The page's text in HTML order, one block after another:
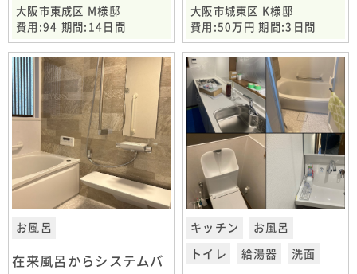
大阪市東成区 M様邸
費用:94 期間:14日間
大阪市城東区 K様邸
費用:50万円 期間:3日間
お風呂
在来風呂からシステムバ
キッチン お風呂
トイレ 給湯器 洗面